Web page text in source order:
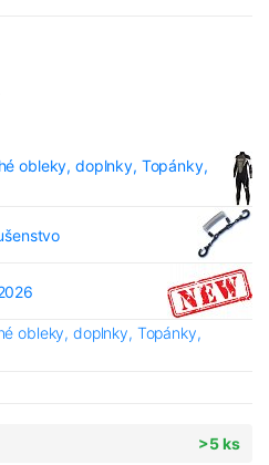
obleky, doplnky, Topánky,
obleky, doplnky, Topánky,
>5 ks